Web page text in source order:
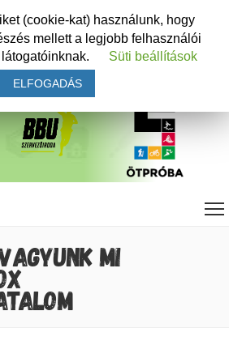
MI
(cookie-kat) használunk, hogy
mellett a legjobb felhasználói
Süti beállítások
ELFOGADÁS